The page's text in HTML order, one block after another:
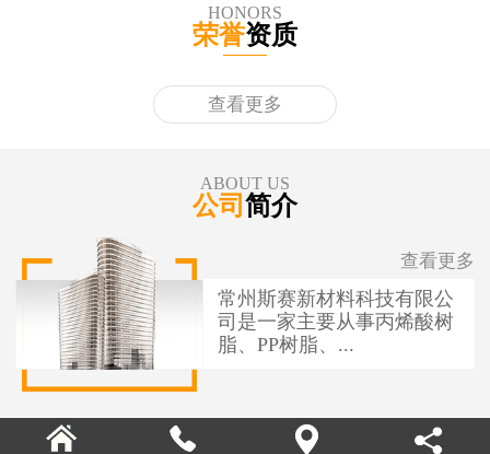
HONORS
荣誉资质
查看更多
ABOUT US
公司 简介
常州斯赛新材料科技有限公
司是一家主要从事丙烯酸树
脂、PP树脂、...
查看更多